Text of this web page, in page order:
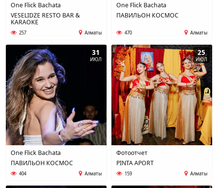
One Flick Bachata
VESELIDZE RESTO BAR &
KARAOKE
257 Алматы
One Flick Bachata
ПАВИЛЬОН КОСМОС
470 Алматы
31
ИЮЛ
One Flick Bachata
ПАВИЛЬОН КОСМОС
404 Алматы
25
ИЮЛ
Фотоотчет
PINTA APORT
159 Алматы